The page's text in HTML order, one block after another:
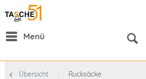
Menü
Übersicht Rucksäcke